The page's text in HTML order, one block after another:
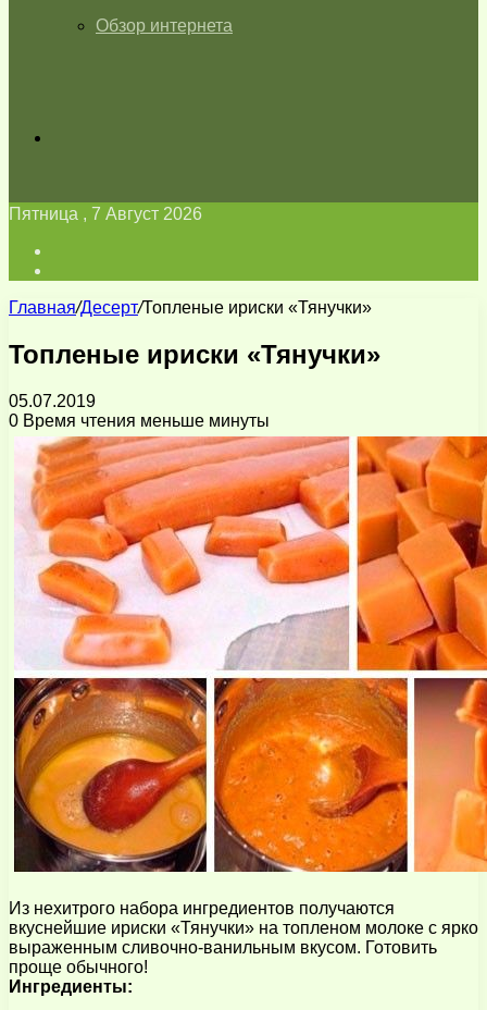
Обзор интернета
Пятница , 7 Август 2026
Главная/Десерт/Топленые ириски «Тянучки»
Топленые ириски «Тянучки»
05.07.2019
0 Время чтения меньше минуты
Из нехитрого набора ингредиентов получаются
вкуснейшие ириски «Тянучки» на топлeном молоке с ярко
выраженным сливочно-ванильным вкусом. Готовить
проще обычного!
Ингредиенты: